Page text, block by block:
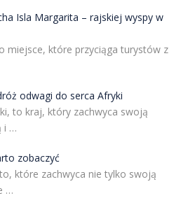
Isla Margarita – rajskiej wyspy w
miejsce, które przyciąga turystów z
odwagi do serca Afryki
to kraj, który zachwyca swoją
i …
zobaczyć
które zachwyca nie tylko swoją
…